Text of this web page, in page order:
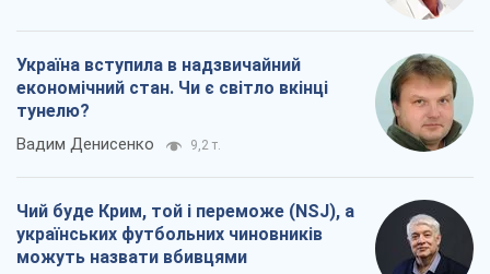
Україна вступила в надзвичайний
економічний стан. Чи є світло вкінці
тунелю?
Вадим Денисенко 9,2 т.
Чий буде Крим, той і переможе (NSJ), а
українських футбольних чиновників
можуть назвати вбивцями